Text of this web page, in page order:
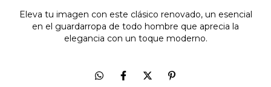
Eleva tu imagen con este clásico renovado, un esencial
en el guardarropa de todo hombre que aprecia la
elegancia con un toque moderno.